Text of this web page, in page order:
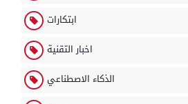
ابتكارات
اخبار التقنية
الذكاء الاصطناعي